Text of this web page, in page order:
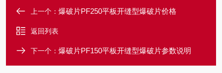
上一个： 爆破片PF250平板开缝型爆破片价格
返回列表
下一个： 爆破片PF150平板开缝型爆破片参数说明